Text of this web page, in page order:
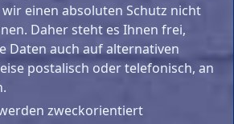
einen absoluten Schutz nicht
Daher steht es Ihnen frei,
Daten auch auf alternativen
postalisch oder telefonisch, an
zweckorientiert